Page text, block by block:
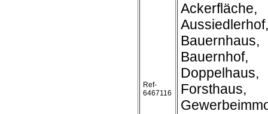
Ref-
6467116
Ackerfläche,
Aussiedlerhof,
Bauernhaus,
Bauernhof,
Doppelhaus,
Forsthaus,